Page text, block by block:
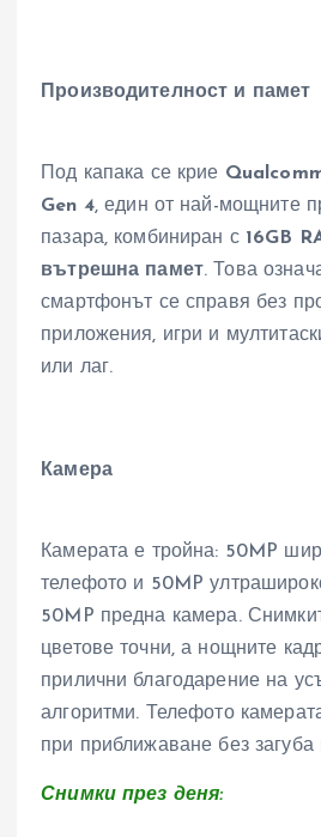
Производителност и памет
Под капака се крие
Gen 4, един от най-мощните
пазара, комбиниран с 16GB
вътрешна памет. Това
смартфонът се справя без
приложения, игри и
или лаг.
Камера
Камерата е тройна: 50MP
телефото и 50MP
50MP предна камера.
цветове точни, а нощните
прилични благодарение на
алгоритми. Телефото
при приближаване без загуба
Снимки през деня: